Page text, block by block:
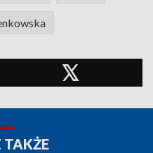
TAKŻE